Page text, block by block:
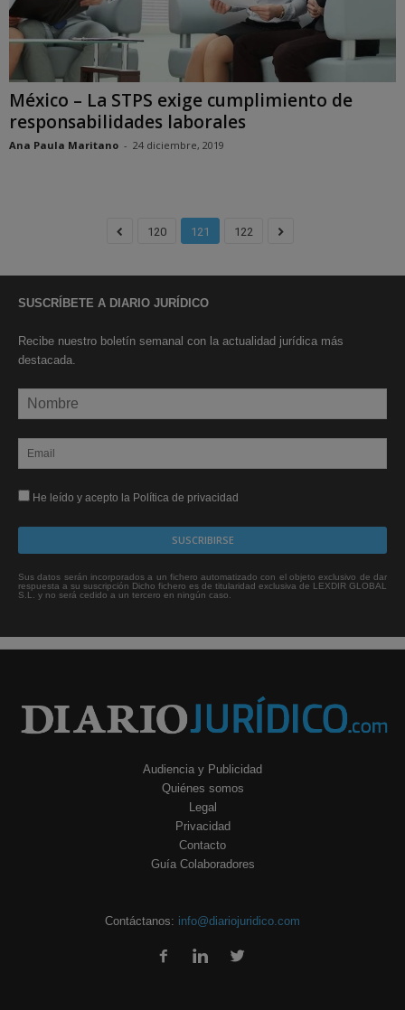
México – La STPS exige cumplimiento de
responsabilidades laborales
Ana Paula Maritano - 24 diciembre, 2019
120 121 122
SUSCRÍBETE A DIARIO JURÍDICO
Recibe nuestro boletín semanal con la actualidad jurídica más
destacada.
He leído y acepto la Política de privacidad
Sus datos serán incorporados a un fichero automatizado con el objeto exclusivo de dar
respuesta a su suscripción Dicho fichero es de titularidad exclusiva de LEXDIR GLOBAL
S.L. y no será cedido a un tercero en ningún caso.
Audiencia y Publicidad
Quiénes somos
Legal
Privacidad
Contacto
Guía Colaboradores
Contáctanos: info@diariojuridico.com